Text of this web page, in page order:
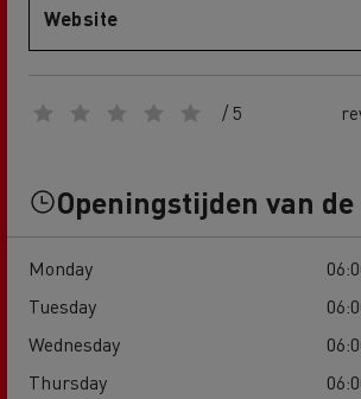
Website
/ 5
Openingstijden van
Monday
Tuesday
Wednesday
Thursday